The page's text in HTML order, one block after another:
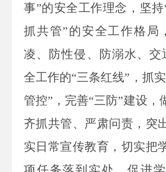
事”的安全工作理念，坚
抓共管”的安全工作格局
凌、防性侵、防溺水、交
全工作的“三条红线”，抓
管控”，完善“三防”建设，
齐抓共管、严肃问责，突
实日常宣传教育，切实把